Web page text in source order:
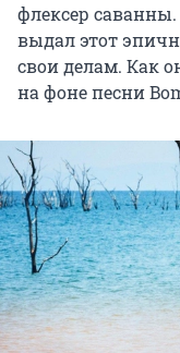
флексер
выдал этот
свои делам. Как
на фоне песни